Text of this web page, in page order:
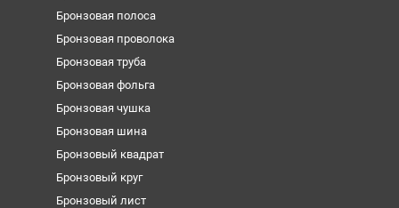
Бронзовая полоса
Бронзовая проволока
Бронзовая труба
Бронзовая фольга
Бронзовая чушка
Бронзовая шина
Бронзовый квадрат
Бронзовый круг
Бронзовый лист